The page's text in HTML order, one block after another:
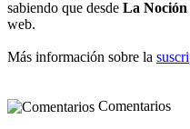
sabiendo que desde La Noción
web.
Más información sobre la
Comentarios